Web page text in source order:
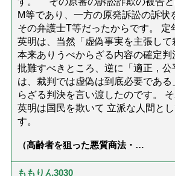
M等であり、一方の原発訴訟の訴状
その弁護士T等だったからです。 定
英明は、当然「虚偽事実を主張して
本来ありうべからざる内容の確定判
批難すべきところ、逆に「適正，公
は、裁判では虚偽は到底必要であ
らざる判決を言い渡したのです。
英明は国民を欺いて 立派な人間と
す。
（高齢者を狙った悪質商法・訪
ないための4つの対策「騙されや
すい人の特徴は？」【社会福祉
ももりん3030